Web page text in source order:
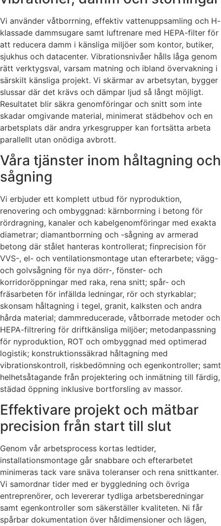
Vi använder våtborrning, effektiv vattenuppsamling och H-
klassade dammsugare samt luftrenare med HEPA-filter för
att reducera damm i känsliga miljöer som kontor, butiker,
sjukhus och datacenter. Vibrationsnivåer hålls låga genom
rätt verktygsval, varsam matning och ibland övervakning i
särskilt känsliga projekt. Vi skärmar av arbetsytan, bygger
slussar där det krävs och dämpar ljud så långt möjligt.
Resultatet blir säkra genomföringar och snitt som inte
skadar omgivande material, minimerat städbehov och en
arbetsplats där andra yrkesgrupper kan fortsätta arbeta
parallellt utan onödiga avbrott.
Våra tjänster inom håltagning och
sågning
Vi erbjuder ett komplett utbud för nyproduktion,
renovering och ombyggnad: kärnborrning i betong för
rördragning, kanaler och kabelgenomföringar med exakta
diametrar; diamantborrning och -sågning av armerad
betong där stålet hanteras kontrollerat; finprecision för
VVS-, el- och ventilationsmontage utan efterarbete; vägg-
och golvsågning för nya dörr-, fönster- och
korridoröppningar med raka, rena snitt; spår- och
fräsarbeten för infällda ledningar, rör och styrkablar;
skonsam håltagning i tegel, granit, kalksten och andra
hårda material; dammreducerade, våtborrade metoder och
HEPA-filtrering för driftkänsliga miljöer; metodanpassning
för nyproduktion, ROT och ombyggnad med optimerad
logistik; konstruktionssäkrad håltagning med
vibrationskontroll, riskbedömning och egenkontroller; samt
helhetsåtagande från projektering och inmätning till färdig,
städad öppning inklusive bortforsling av massor.
Effektivare projekt och mätbar
precision från start till slut
Genom vår arbetsprocess kortas ledtider,
installationsmontage går snabbare och efterarbetet
minimeras tack vare snäva toleranser och rena snittkanter.
Vi samordnar tider med er byggledning och övriga
entreprenörer, och levererar tydliga arbetsberedningar
samt egenkontroller som säkerställer kvaliteten. Ni får
spårbar dokumentation över håldimensioner och lägen,